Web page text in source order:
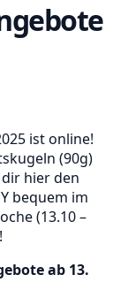
ist online!
(90g)
hier den
bequem im
(13.10 –
ab 13.